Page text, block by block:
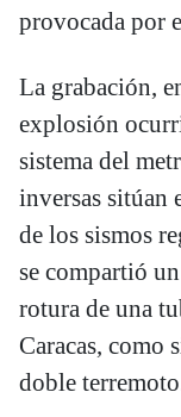
provocada por
La grabación,
explosión
sistema del
inversas sitúan
de los sismos
se compartió
rotura de una
Caracas, como
doble